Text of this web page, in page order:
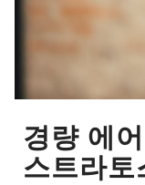
경량 에
스트라토